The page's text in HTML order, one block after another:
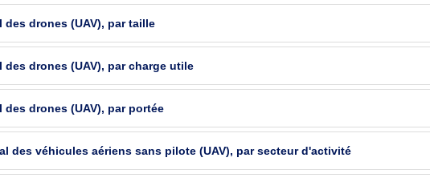
drones (UAV), par taille
drones (UAV), par charge utile
drones (UAV), par portée
des véhicules aériens sans pilote (UAV), par secteur d'activité